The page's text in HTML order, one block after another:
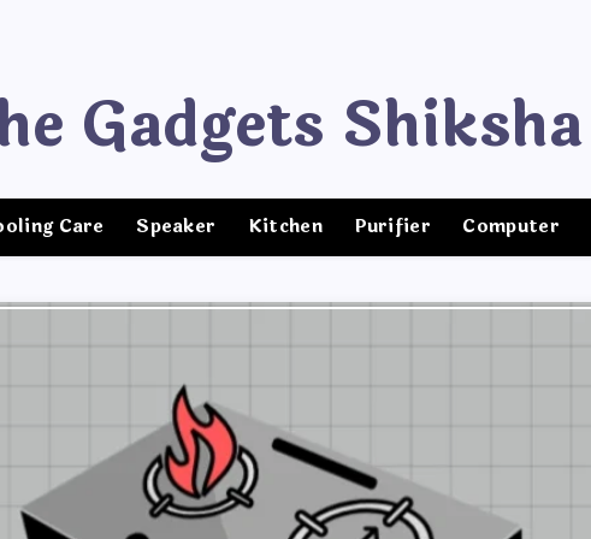
Gadgets Shiksha
Care Speaker Kitchen Purifier Computer